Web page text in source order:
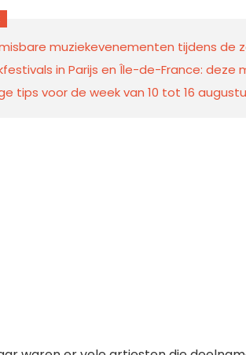
muziekevenementen tijdens de
in Parijs en Île-de-France: deze
tips voor de week van 10 tot 16